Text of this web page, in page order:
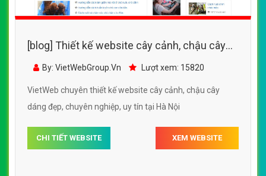
[blog] Thiết kế website cây cảnh, chậu cây
dáng đẹp đẹp SEO tốt
By: VietWebGroup.Vn Lượt xem: 15820
VietWeb chuyên thiết kế website cây cảnh, chậu cây
dáng đẹp, chuyên nghiệp, uy tín tại Hà Nội
CHI TIẾT WEBSITE XEM WEBSITE